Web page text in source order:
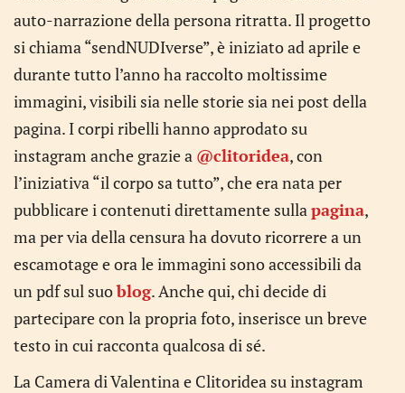
auto-narrazione della persona ritratta. Il progetto
si chiama “sendNUDIverse”, è iniziato ad aprile e
durante tutto l’anno ha raccolto moltissime
immagini, visibili sia nelle storie sia nei post della
pagina. I corpi ribelli hanno approdato su
instagram anche grazie a @clitoridea, con
l’iniziativa “il corpo sa tutto”, che era nata per
pubblicare i contenuti direttamente sullapagina,
ma per via della censura ha dovuto ricorrere a un
escamotage e ora le immagini sono accessibili da
un pdf sul suoblog. Anche qui, chi decide di
partecipare con la propria foto, inserisce un breve
testo in cui racconta qualcosa di sé.
La Camera di Valentina e Clitoridea su instagram